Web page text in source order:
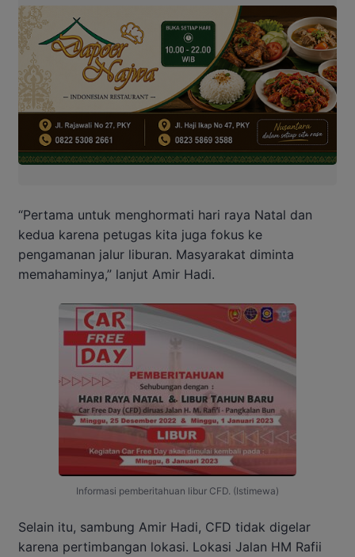
“Pertama untuk menghormati hari raya Natal dan
kedua karena petugas kita juga fokus ke
pengamanan jalur liburan. Masyarakat diminta
memahaminya,” lanjut Amir Hadi.
Informasi pemberitahuan libur CFD. (Istimewa)
Selain itu, sambung Amir Hadi, CFD tidak digelar
karena pertimbangan lokasi. Lokasi Jalan HM Rafii